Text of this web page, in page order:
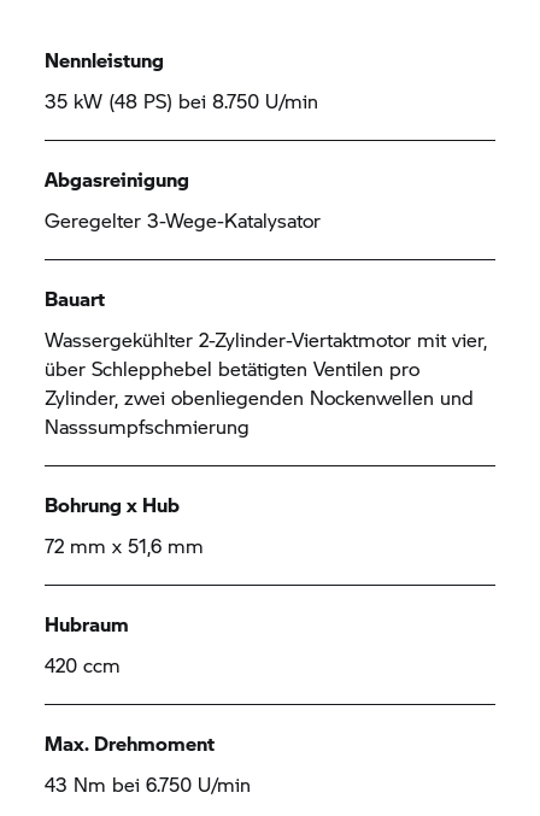
Nennleistung
35 kW (48 PS) bei 8.750 U/min
Abgasreinigung
Geregelter 3-Wege-Katalysator
Bauart
Wassergekühlter 2-Zylinder-Viertaktmotor mit vier,
über Schlepphebel betätigten Ventilen pro
Zylinder, zwei obenliegenden Nockenwellen und
Nasssumpfschmierung
Bohrung x Hub
72 mm x 51,6 mm
Hubraum
420 ccm
Max. Drehmoment
43 Nm bei 6.750 U/min